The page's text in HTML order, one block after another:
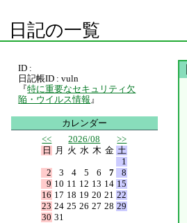
日記の一覧
ID :
日記帳ID : vuln
『特に重要なセキュリティ欠
陥・ウイルス情報 』
カレンダー
<<
2026/08
>>
日
月 火 水 木 金 土
1
2
3 4 5 6 7
8
9 10 11 12 13 14 15
16 17 18 19 20 21 22
23 24 25 26 27 28 29
30 31